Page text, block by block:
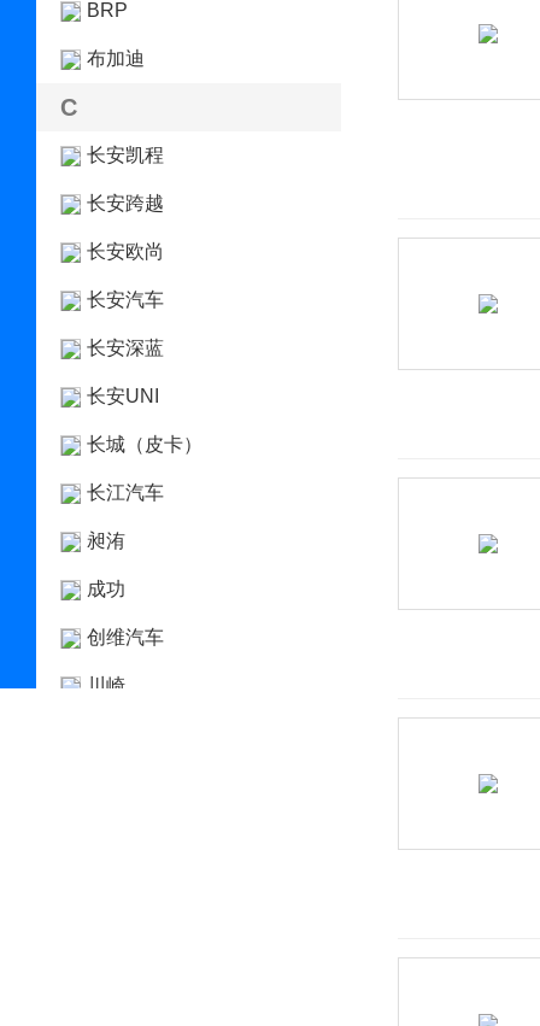
BRP
布加迪
C
长安凯程
长安跨越
长安欧尚
长安汽车
长安深蓝
长安UNI
长城（皮卡）
长江汽车
昶洧
成功
创维汽车
川崎